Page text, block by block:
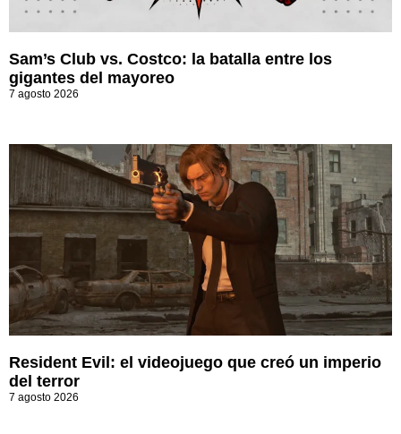
Sam’s Club vs. Costco: la batalla entre los
gigantes del mayoreo
7 agosto 2026
Resident Evil: el videojuego que creó un imperio
del terror
7 agosto 2026